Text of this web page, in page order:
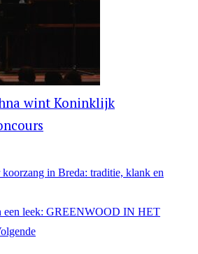
wint Koninklijk
koorzang in Breda: traditie, klank en
een leek: GREENWOOD IN HET